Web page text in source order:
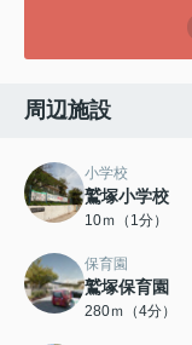
周辺施設
小学校
鷲塚小学校
10ｍ（1分）
保育園
鷲塚保育園
280ｍ（4分）